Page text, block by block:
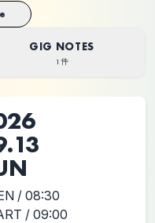
GIG NOTES
1件
/ 08:30
/ 09:00